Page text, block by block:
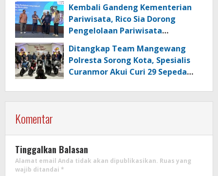
Kembali Gandeng Kementerian
Pariwisata, Rico Sia Dorong
Pengelolaan Pariwisata
Ditangkap Team Mangewang
Polresta Sorong Kota, Spesialis
Curanmor Akui Curi 29 Sepeda
Komentar
Tinggalkan Balasan
Alamat email Anda tidak akan dipublikasikan. Ruas yang
wajib ditandai *